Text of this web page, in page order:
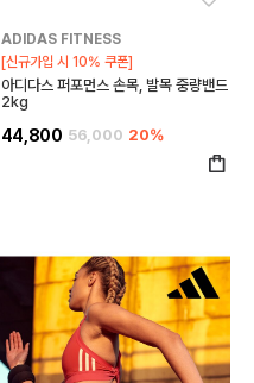
ADIDAS FITNESS
[신규가입 시 10% 쿠폰]
아디다스 퍼포먼스 손목, 발목 중량밴드
2kg
44,800 56,000 20%